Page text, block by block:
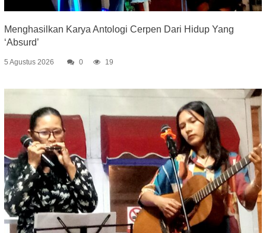
Menghasilkan Karya Antologi Cerpen Dari Hidup Yang
‘Absurd’
5 Agustus 2026 0 19